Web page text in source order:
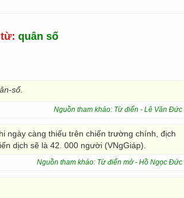
quân số
số.
Nguồn tham khảo: Từ điển - Lê Văn Đức
ngày càng thiếu trên chiến trường chính, địch
dịch sẽ là 42. 000 người (VNgGiáp).
Nguồn tham khảo: Từ điển mở - Hồ Ngọc Đức